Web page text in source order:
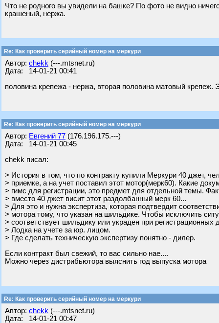
Что не родного вы увидели на башке? По фото не видно
крашеный, нержа.
Re: Как проверить серийный номер на меркури
Автор: chekk (---.mtsnet.ru)
Дата: 14-01-21 00:41
половина крепежа - нержа, вторая половина матовый
Re: Как проверить серийный номер на меркури
Автор: Евгений 77 (176.196.175.---)
Дата: 14-01-21 00:45
chekk писал:
> История в том, что по контракту купили Меркури 40 джет,
> приемке, а на учет поставил этот мотор(мерк60). Какие
> гимс для регистрации, это предмет для отдельной темы.
> вместо 40 джет висит этот раздолбанный мерк 60...
> Для это и нужна экспертиза, которая подтвердит
> мотора тому, что указан на шильдике. Чтобы исключить
> соответствует шильдику или украден при регистрационных
> Лодка на учете за юр. лицом.
> Где сделать техническую экспертизу понятно - дилер.
Если контракт был свежий, то вас сильно нае....
Можно через дистрибьютора выяснить год выпуска мотора
Re: Как проверить серийный номер на меркури
Автор: chekk (---.mtsnet.ru)
Дата: 14-01-21 00:47